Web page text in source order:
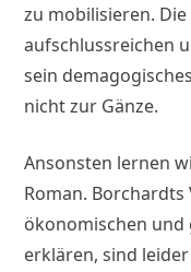
zu mobilisieren.
aufschlussreichen
sein
nicht zur Gänze.
Ansonsten lernen
Roman.
ökonomischen und
erklären, sind